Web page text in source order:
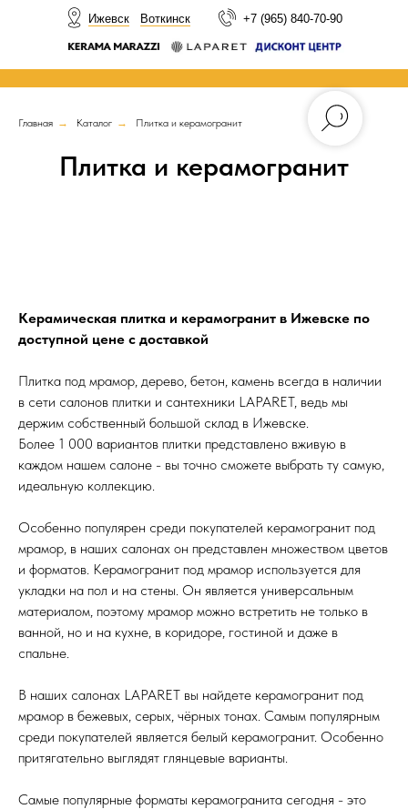
+7 (965) 840-70-90
Ижевск Воткинск
Главная → Каталог → Плитка и керамогранит
Плитка и керамогранит
Керамическая плитка и керамогранит в Ижевске по
доступной цене с доставкой
Плитка под мрамор, дерево, бетон, камень всегда в наличии
в сети салонов плитки и сантехники LAPARET, ведь мы
держим собственный большой склад в Ижевске.
Более 1 000 вариантов плитки представлено вживую в
каждом нашем салоне - вы точно сможете выбрать ту самую,
идеальную коллекцию.
Особенно популярен среди покупателей керамогранит под
мрамор, в наших салонах он представлен множеством цветов
и форматов. Керамогранит под мрамор используется для
укладки на пол и на стены. Он является универсальным
материалом, поэтому мрамор можно встретить не только в
ванной, но и на кухне, в коридоре, гостиной и даже в
спальне.
В наших салонах LAPARET вы найдете керамогранит под
мрамор в бежевых, серых, чёрных тонах. Самым популярным
среди покупателей является белый керамогранит. Особенно
притягательно выглядят глянцевые варианты.
Самые популярные форматы керамогранита сегодня - это